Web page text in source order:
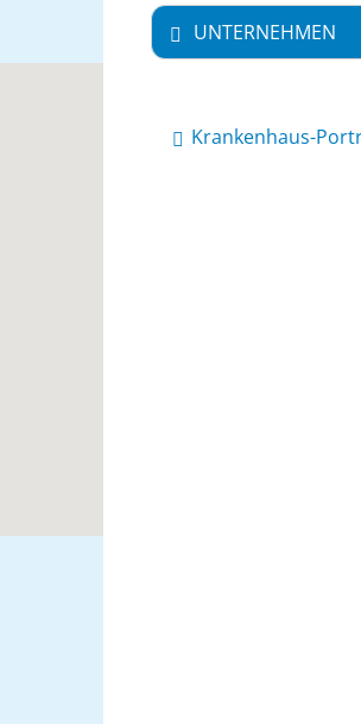
UNTERNEHMEN
Krankenhaus-